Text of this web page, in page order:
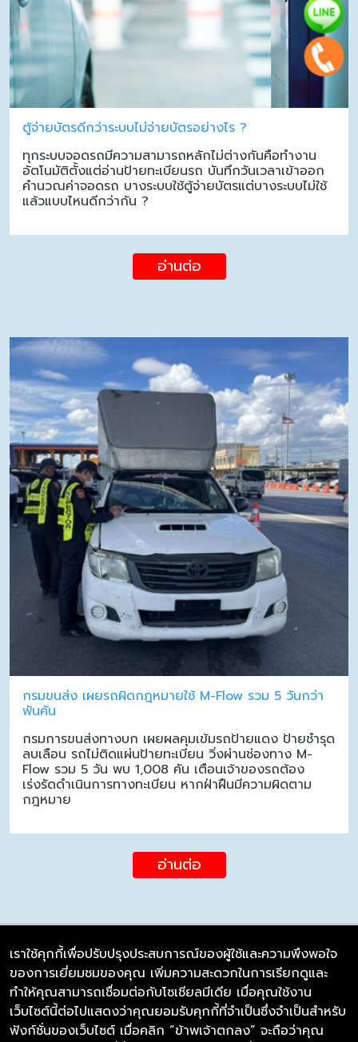
ตู้จ่ายบัตรดีกว่าระบบไม่จ่ายบัตรอย่างไร ?
ทุกระบบจอดรถมีความสามารถหลักไม่ต่างกันคือทำงาน
อัตโนมัติตั้งแต่อ่านป้ายทะเบียนรถ บันทึกวันเวลาเข้าออก
คำนวณค่าจอดรถ บางระบบใช้ตู้จ่ายบัตรแต่บางระบบไม่ใช้
แล้วแบบไหนดีกว่ากัน ?
อ่านต่อ
กรมขนส่ง เผยรถผิดกฎหมายใช้ M-Flow รวม 5 วันกว่า
พันคัน
กรมการขนส่งทางบก เผยผลคุมเข้มรถป้ายแดง ป้ายชำรุด
ลบเลือน รถไม่ติดแผ่นป้ายทะเบียน วิ่งผ่านช่องทาง M-
Flow รวม 5 วัน พบ 1,008 คัน เตือนเจ้าของรถต้อง
เร่งรัดดำเนินการทางทะเบียน หากฝ่าฝืนมีความผิดตาม
กฎหมาย
อ่านต่อ
บริษัท ซิมลิงค์ จำกัด
98/226 Bangrakyai-Baanmai Road,
Bangyai, Nonthaburi 11140
เราใช้คุกกี้เพื่อปรับปรุงประสบการณ์ของผู้ใช้และความพึงพอใจ
ของการเยี่ยมชมของคุณ เพิ่มความสะดวกในการเรียกดูและ
ทำให้คุณสามารถเชื่อมต่อกับโซเชียลมีเดีย เมื่อคุณใช้งาน
เว็บไซต์นี้ต่อไปแสดงว่าคุณยอมรับคุกกี้ที่จำเป็นซึ่งจำเป็นสำหรับ
ฟังก์ชั่นของเว็บไซต์ เมื่อคลิก “ข้าพเจ้าตกลง” จะถือว่าคุณ